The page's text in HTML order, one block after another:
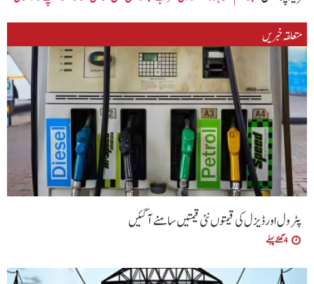
متعلقہ خبریں
پٹرول اور ڈیزل کی قیمتوں نئی قیمتیں سامنے آگئیں
4 گھنٹے پہلے